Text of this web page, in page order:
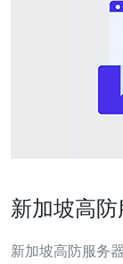
新加坡高
新加坡高防服务